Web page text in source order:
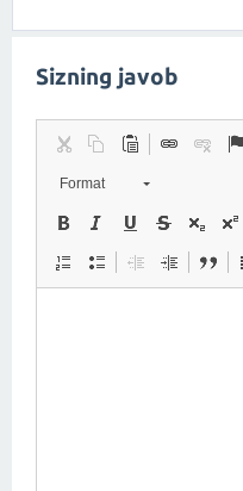
Sizning javob
Format